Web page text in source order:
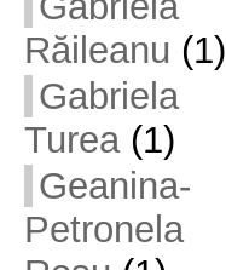
Răileanu (1)
Gabriela
Turea(1)
Geanina-
Petronela